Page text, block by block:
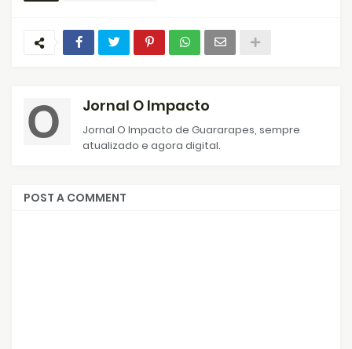
Jornal O Impacto
Jornal O Impacto de Guararapes, sempre
atualizado e agora digital.
POST A COMMENT